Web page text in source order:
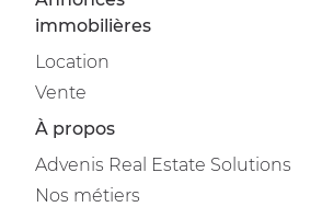
immobilières
Location
Vente
À propos
Advenis Real Estate Solutions
Nos métiers